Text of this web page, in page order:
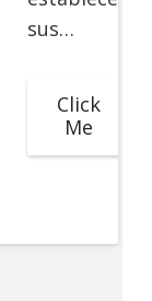
sus…
Click
Me